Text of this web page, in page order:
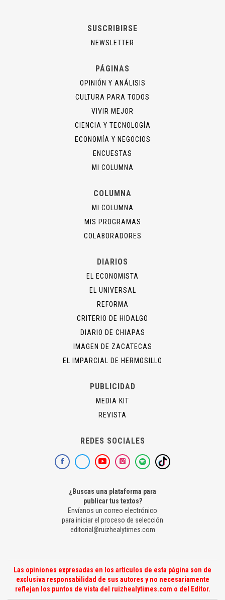
SUSCRIBIRSE
NEWSLETTER
PÁGINAS
OPINIÓN Y ANÁLISIS
CULTURA PARA TODOS
VIVIR MEJOR
CIENCIA Y TECNOLOGÍA
ECONOMÍA Y NEGOCIOS
ENCUESTAS
MI COLUMNA
COLUMNA
MI COLUMNA
MIS PROGRAMAS
COLABORADORES
DIARIOS
EL ECONOMISTA
EL UNIVERSAL
REFORMA
CRITERIO DE HIDALGO
DIARIO DE CHIAPAS
IMAGEN DE ZACATECAS
EL IMPARCIAL DE HERMOSILLO
PUBLICIDAD
MEDIA KIT
REVISTA
REDES SOCIALES
¿Buscas una plataforma para
publicar tus textos?
Envíanos un correo electrónico
para iniciar el proceso de selección
editorial@ruizhealytimes.com
Las opiniones expresadas en los artículos de esta página son de
exclusiva responsabilidad de sus autores y no necesariamente
reflejan los puntos de vista del ruizhealytimes.com o del Editor.